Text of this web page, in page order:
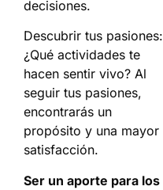
decisiones.
Descubrir tus pasiones:
¿Qué actividades te
hacen sentir vivo? Al
seguir tus pasiones,
encontrarás un
propósito y una mayor
satisfacción.
Ser un aporte para los